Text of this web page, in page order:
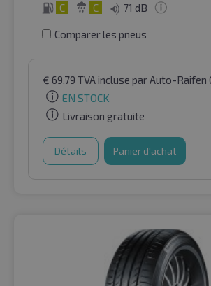
C C 71 dB
Comparer les pneus
€ 69.79 TVA incluse par Auto-Raifen
EN STOCK
Livraison gratuite
Détails Panier d'achat